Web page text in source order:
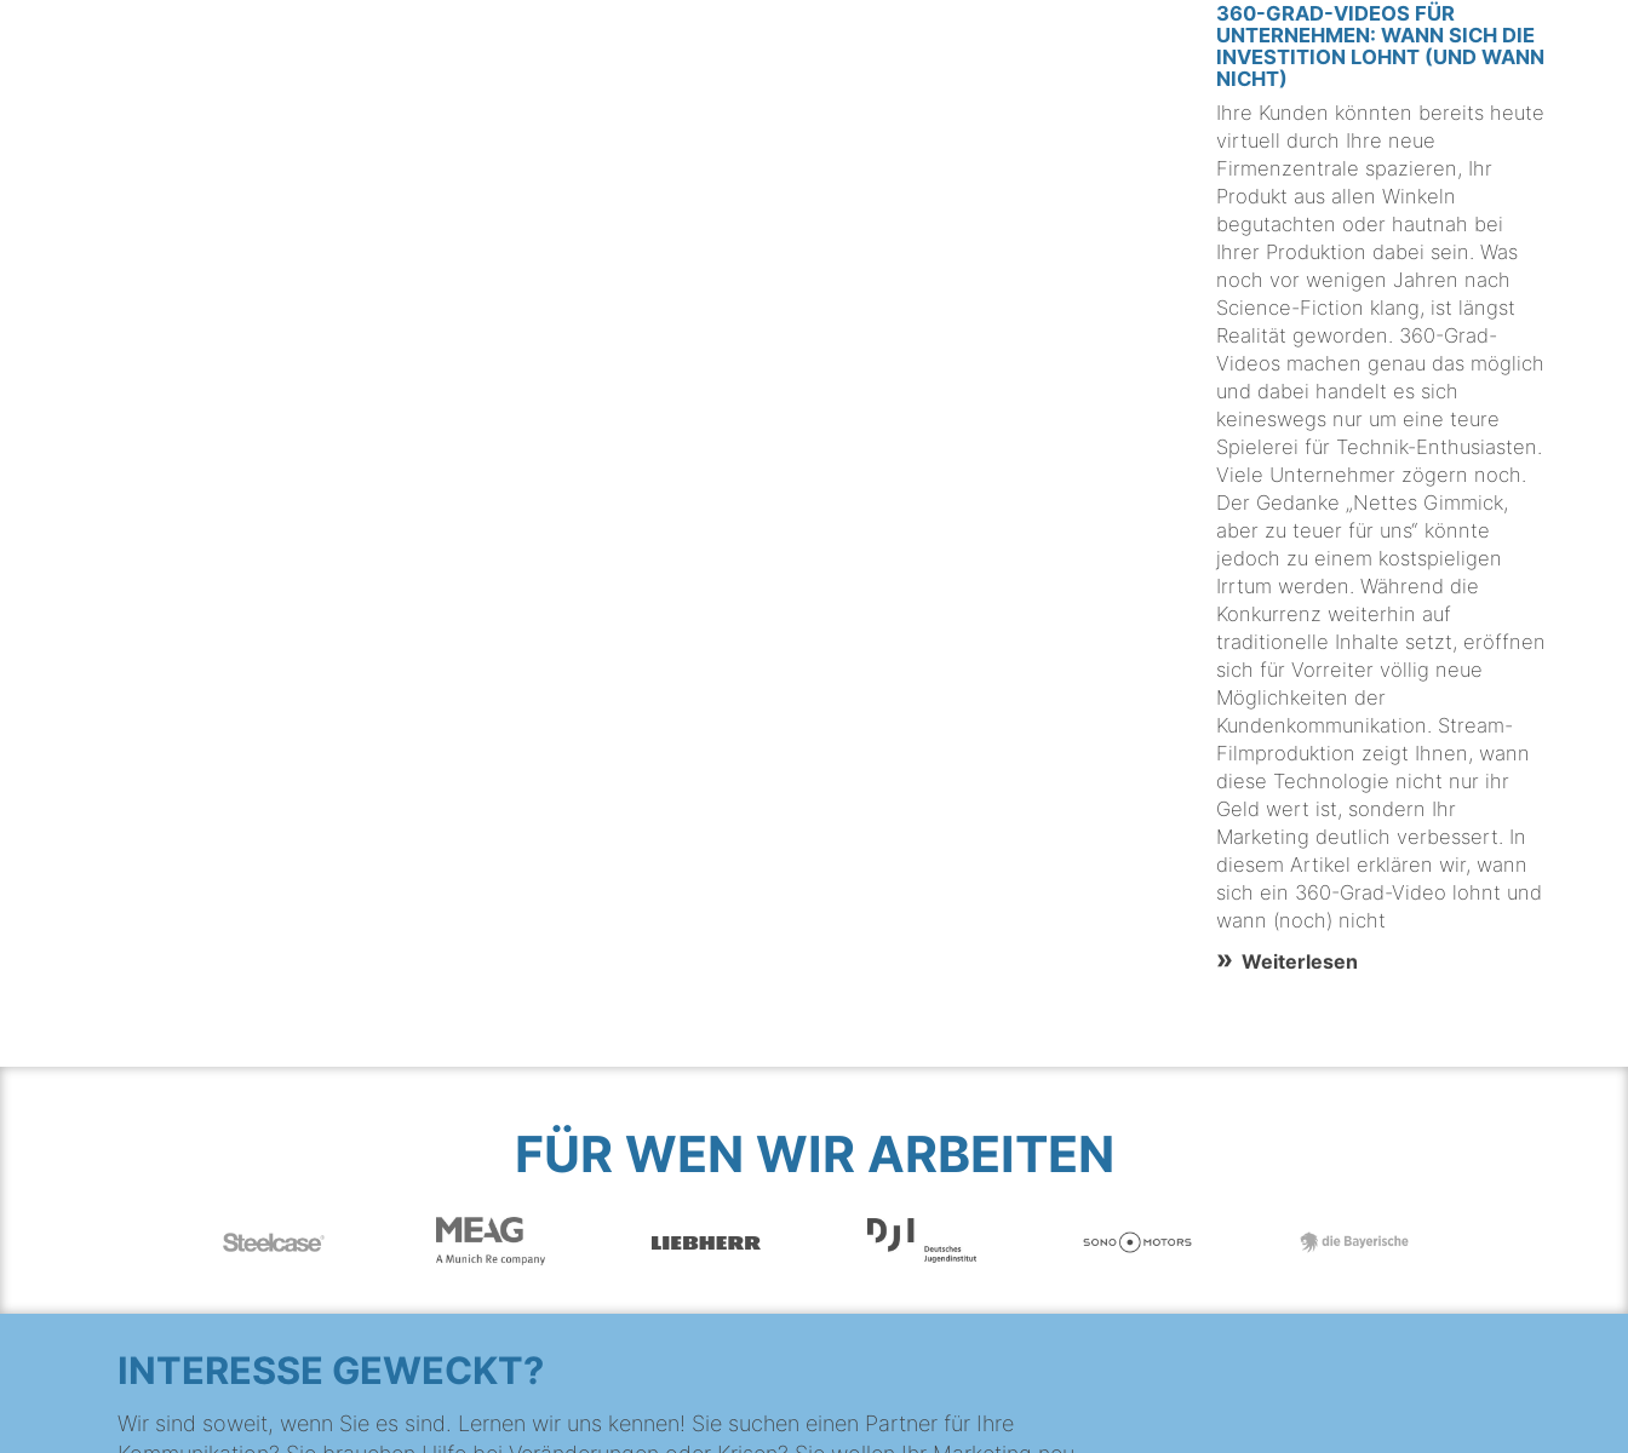
360-GRAD-VIDEOS FÜR
UNTERNEHMEN: WANN SICH DIE
INVESTITION LOHNT (UND WANN
NICHT)
Ihre Kunden könnten bereits heute
virtuell durch Ihre neue
Firmenzentrale spazieren, Ihr
Produkt aus allen Winkeln
begutachten oder hautnah bei
Ihrer Produktion dabei sein. Was
noch vor wenigen Jahren nach
Science-Fiction klang, ist längst
Realität geworden. 360-Grad-
Videos machen genau das möglich
und dabei handelt es sich
keineswegs nur um eine teure
Spielerei für Technik-Enthusiasten.
Viele Unternehmer zögern noch.
Der Gedanke „Nettes Gimmick,
aber zu teuer für uns“ könnte
jedoch zu einem kostspieligen
Irrtum werden. Während die
Konkurrenz weiterhin auf
traditionelle Inhalte setzt, eröffnen
sich für Vorreiter völlig neue
Möglichkeiten der
Kundenkommunikation. Stream-
Filmproduktion zeigt Ihnen, wann
diese Technologie nicht nur ihr
Geld wert ist, sondern Ihr
Marketing deutlich verbessert. In
diesem Artikel erklären wir, wann
sich ein 360-Grad-Video lohnt und
wann (noch) nicht
Weiterlesen
FÜR WEN WIR ARBEITEN
INTERESSE GEWECKT?
Wir sind soweit, wenn Sie es sind. Lernen wir uns kennen! Sie suchen einen Partner für Ihre